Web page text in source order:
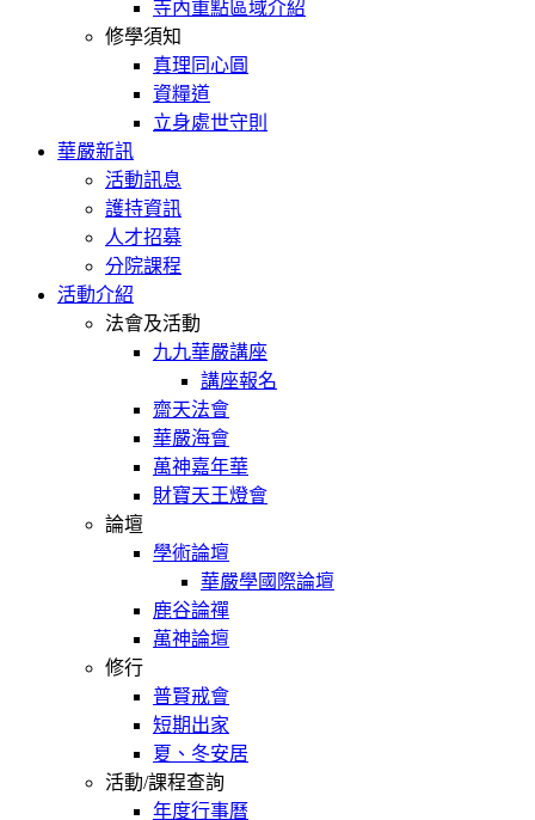
寺內重點區域介紹
修學須知
真理同心圓
資糧道
立身處世守則
華嚴新訊
活動訊息
護持資訊
人才招募
分院課程
活動介紹
法會及活動
九九華嚴講座
講座報名
齋天法會
華嚴海會
萬神嘉年華
財寶天王燈會
論壇
學術論壇
華嚴學國際論壇
鹿谷論禪
萬神論壇
修行
普賢戒會
短期出家
夏、冬安居
活動/課程查詢
年度行事曆